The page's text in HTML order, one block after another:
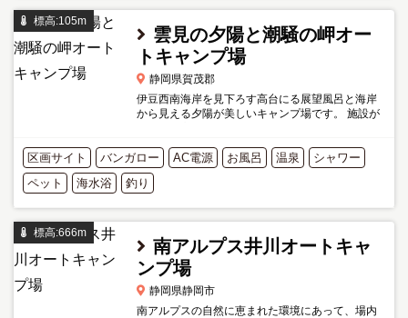
標高:105m
雲見の夕陽と潮騒の岬オー
トキャンプ場
静岡県賀茂郡
伊豆西南海岸を見下ろす高台にる展望風呂と海岸
から見える夕陽が美しいキャンプ場です。 施設が
されていますので...
区画サイト バンガロー AC電源 お風呂 温泉
シャワー
ペット
海水浴 釣り
標高:666m
南アルプス井川オートキャ
ンプ場
静岡県静岡市
南アルプスの自然に恵まれた環境にあって、場内